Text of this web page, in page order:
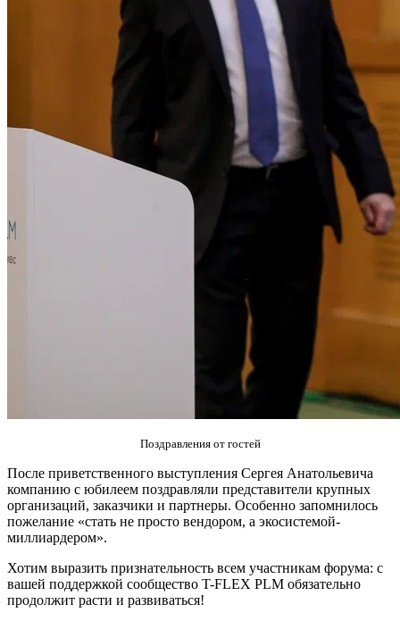
Поздравления от гостей
После приветственного выступления Сергея Анатольевича
компанию с юбилеем поздравляли представители крупных
организаций, заказчики и партнеры. Особенно запомнилось
пожелание «стать не просто вендором, а экосистемой-
миллиардером».
Хотим выразить признательность всем участникам форума: с
вашей поддержкой сообщество T-FLEX PLM обязательно
продолжит расти и развиваться!